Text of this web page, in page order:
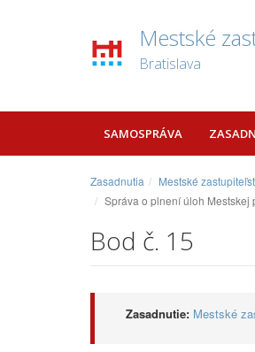
Mestské
Bratislava
SAMOSPRÁVA
Zasadnutia
Mestské
Správa o plnení úloh Mestskej
Bod č. 15
Zasadnutie: Mestské